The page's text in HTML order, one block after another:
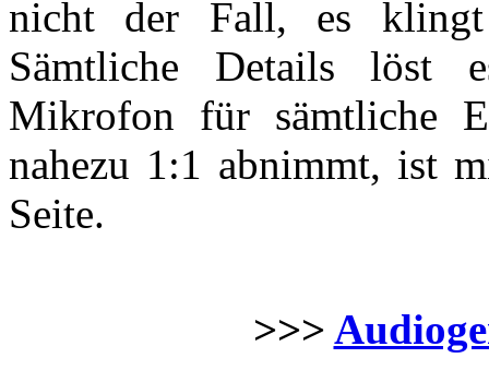
nicht der Fall, es klingt
Sämtliche Details löst
Mikrofon für sämtliche
nahezu 1:1 abnimmt, ist
Seite.
>>>